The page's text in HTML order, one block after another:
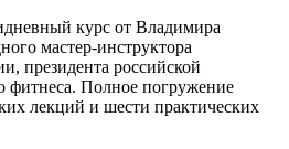
курс от Владимира
мастер-инструктора
президента российской
фитнеса. Полное погружение
лекций и шести практических